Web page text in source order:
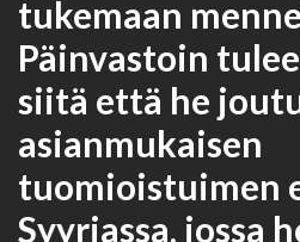
tukemaan
Päinvastoin
siitä että he
asianmukaisen
tuomioistuimen
Syyriassa, jossa